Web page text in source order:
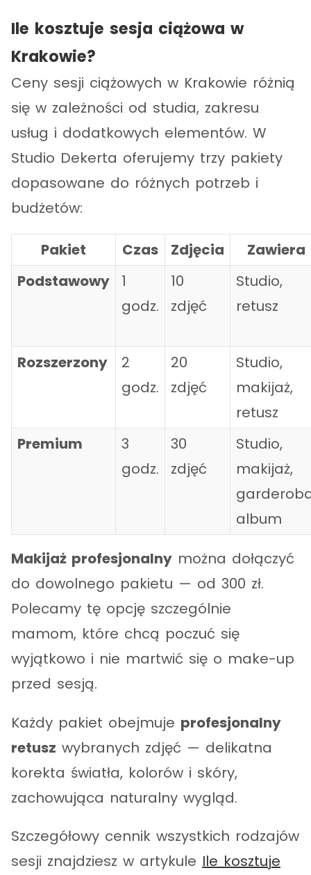
Ile kosztuje sesja ciążowa w
Krakowie?
Ceny sesji ciążowych w Krakowie różnią
się w zależności od studia, zakresu
usług i dodatkowych elementów. W
Studio Dekerta oferujemy trzy pakiety
dopasowane do różnych potrzeb i
budżetów:
Pakiet Czas Zdjęcia
Zawiera
Podstawowy
1
godz.
10
zdjęć
Studio,
retusz
Rozszerzony
2
godz.
20
zdjęć
Studio,
makijaż,
retusz
Premium
3
godz.
30
zdjęć
Studio,
makijaż,
album
Makijaż profesjonalny można dołączyć
do dowolnego pakietu — od 300 zł.
Polecamy tę opcję szczególnie
mamom, które chcą poczuć się
wyjątkowo i nie martwić się o make-up
przed sesją.
Każdy pakiet obejmuje profesjonalny
retusz wybranych zdjęć — delikatna
korekta światła, kolorów i skóry,
zachowująca naturalny wygląd.
Szczegółowy cennik wszystkich rodzajów
sesji znajdziesz w artykule Ile kosztuje